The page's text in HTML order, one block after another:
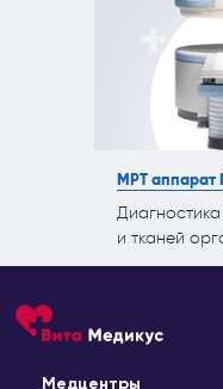
МРТ аппарат
и тканей
Медцентры